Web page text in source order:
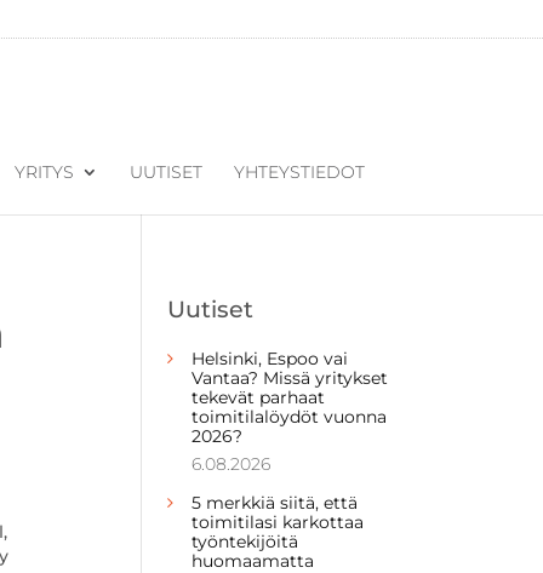
YRITYS UUTISET YHTEYSTIEDOT
Uutiset
Helsinki, Espoo vai
Vantaa? Missä yritykset
tekevät parhaat
toimitilalöydöt vuonna
2026?
6.08.2026
5 merkkiä siitä, että
toimitilasi karkottaa
työntekijöitä
huomaamatta